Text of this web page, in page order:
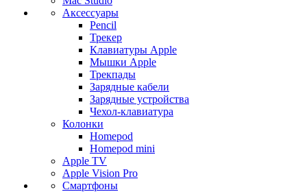
Аксессуары
Pencil
Трекер
Клавиатуры Apple
Мышки Apple
Трекпады
Зарядные кабели
Зарядные устройства
Чехол-клавиатура
Колонки
Homepod
Homepod mini
Apple TV
Apple Vision Pro
Смартфоны